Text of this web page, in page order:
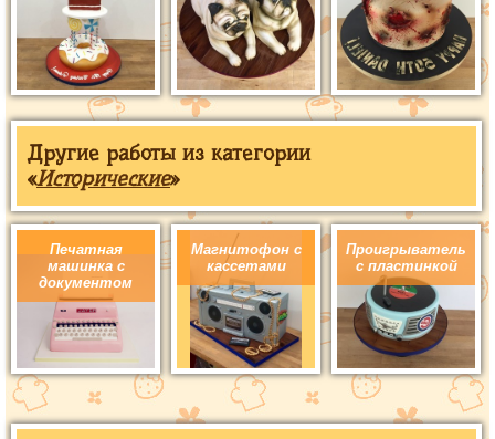
Другие работы из категории
«Исторические»
Печатная
машинка с
документом
Магнитофон с
кассетами
Проигрыватель
с пластинкой